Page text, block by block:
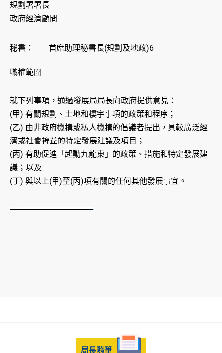
規劃署署長
政府經濟顧問
秘書： 首席助理秘書長(規劃及地政)6
職權範圍
就下列事項，通過發展局局長向政府提供意見：
(甲) 有關規劃、土地和樓宇事項的政策和程序；
(乙) 由非政府機構或私人機構的倡議者提出，具較廣泛經
濟或社會裨益的特定發展建議及項目；
(丙) 有助促進「起動九龍東」的政策、措施和特定發展建
議；以及
(丁) 與以上(甲)至(丙)項有關的任何其他發展事宜。